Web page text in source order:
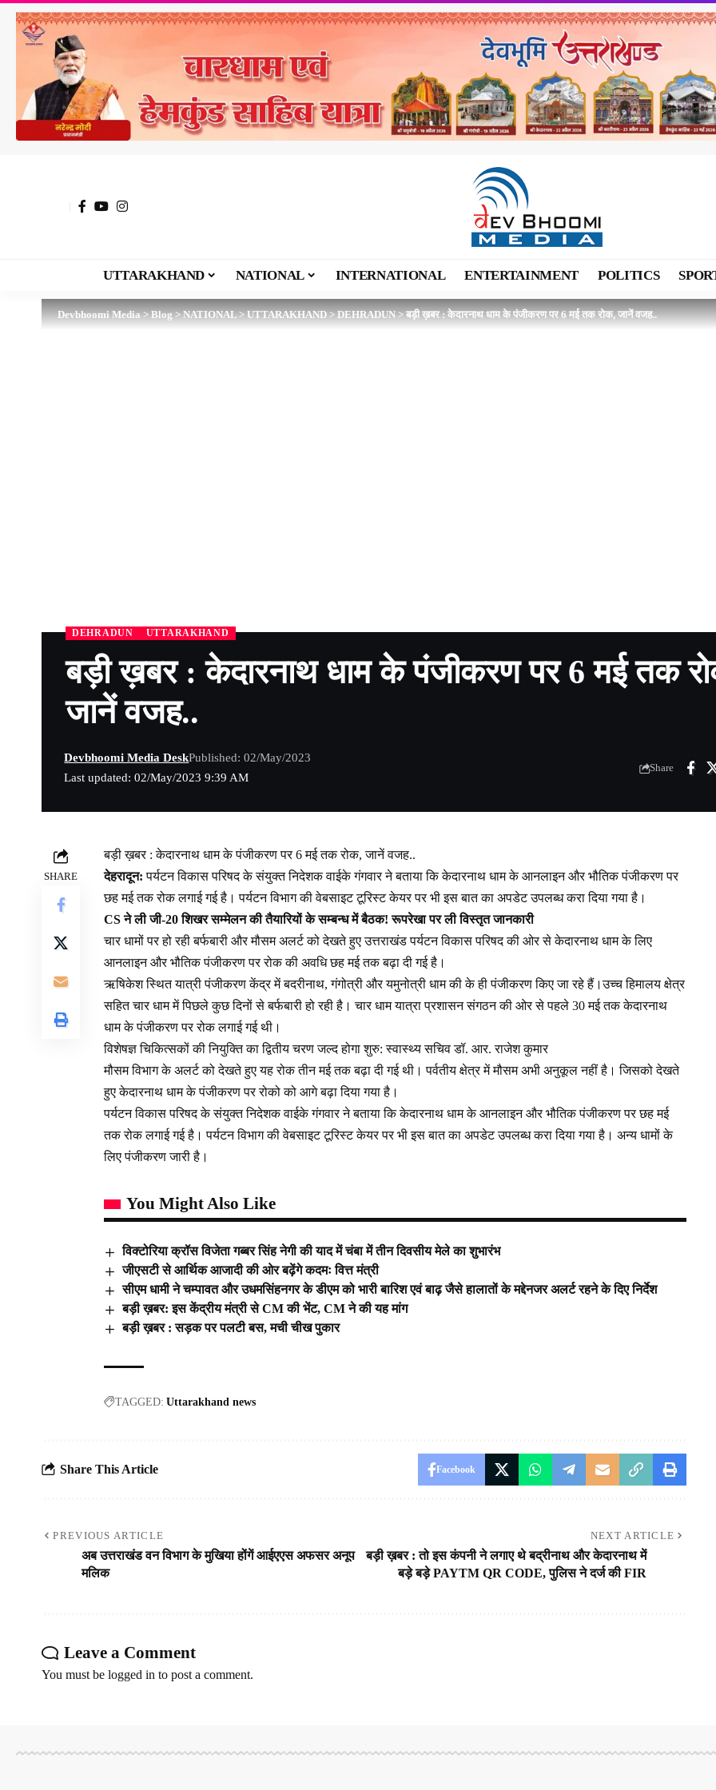
UTTARAKHAND NATIONAL INTERNATIONAL ENTERTAINMENT POLITICS
Devbhoomi Media>Blog>NATIONAL>UTTARAKHAND>DEHRADUN>बड़ी ख़बर : केदारनाथ धाम के पंजीकरण पर 6 मई तक रोक, जानें वजह..
DEHRADUN UTTARAKHAND
बड़ी ख़बर : केदारनाथ धाम के पंजीकरण पर 6 मई तक
जानें वजह..
Last updated: 02/May/2023 9:39 AM
Devbhoomi Media DeskPublished: 02/May/2023
Share
SHARE
बड़ी ख़बर : केदारनाथ धाम के पंजीकरण पर 6 मई तक रोक, जानें वजह..
देहरादून:पर्यटन विकास परिषद के संयुक्त निदेशक वाईके गंगवार ने बताया कि केदारनाथ धाम के आनलाइन और भौतिक पंजीकरण पर
छह मई तक रोक लगाई गई है। पर्यटन विभाग की वेबसाइट टूरिस्ट केयर पर भी इस बात का अपडेट उपलब्ध करा दिया गया है।
CS ने ली जी-20 शिखर सम्मेलन की तैयारियों के सम्बन्ध में बैठक! रूपरेखा पर ली विस्तृत जानकारी
चार धामों पर हो रही बर्फबारी और मौसम अलर्ट को देखते हुए उत्तराखंड पर्यटन विकास परिषद की ओर से केदारनाथ धाम के लिए
आनलाइन और भौतिक पंजीकरण पर रोक की अवधि छह मई तक बढ़ा दी गई है।
ऋषिकेश स्थित यात्री पंजीकरण केंद्र में बदरीनाथ, गंगोत्री और यमुनोत्री धाम की के ही पंजीकरण किए जा रहे हैं।उच्च हिमालय क्षेत्र
सहित चार धाम में पिछले कुछ दिनों से बर्फबारी हो रही है। चार धाम यात्रा प्रशासन संगठन की ओर से पहले 30 मई तक केदारनाथ
धाम के पंजीकरण पर रोक लगाई गई थी।
विशेषज्ञ चिकित्सकों की नियुक्ति का द्वितीय चरण जल्द होगा शुरु: स्वास्थ्य सचिव डॉ. आर. राजेश कुमार
मौसम विभाग के अलर्ट को देखते हुए यह रोक तीन मई तक बढ़ा दी गई थी। पर्वतीय क्षेत्र में मौसम अभी अनुकूल नहीं है। जिसको देखते
हुए केदारनाथ धाम के पंजीकरण पर रोको को आगे बढ़ा दिया गया है।
पर्यटन विकास परिषद के संयुक्त निदेशक वाईके गंगवार ने बताया कि केदारनाथ धाम के आनलाइन और भौतिक पंजीकरण पर छह मई
तक रोक लगाई गई है। पर्यटन विभाग की वेबसाइट टूरिस्ट केयर पर भी इस बात का अपडेट उपलब्ध करा दिया गया है। अन्य धामों के
लिए पंजीकरण जारी है।
You Might Also Like
विक्टोरिया क्रॉस विजेता गब्बर सिंह नेगी की याद में चंबा में तीन दिवसीय मेले का शुभारंभ
जीएसटी से आर्थिक आजादी की ओर बढ़ेंगे कदमः वित्त मंत्री
सीएम धामी ने चम्पावत और उधमसिंहनगर के डीएम को भारी बारिश एवं बाढ़ जैसे हालातों के मद्देनजर अलर्ट रहने के दिए निर्देश
बड़ी ख़बर: इस केंद्रीय मंत्री से CM की भेंट, CM ने की यह मांग
बड़ी ख़बर : सड़क पर पलटी बस, मची चीख पुकार
TAGGED: Uttarakhand news
Share This Article Facebook
PREVIOUS ARTICLE
अब उत्तराखंड वन विभाग के मुखिया होंगें आईएएस अफसर अनूप
मलिक
NEXT ARTICLE
बड़ी ख़बर : तो इस कंपनी ने लगाए थे बद्रीनाथ और केदारनाथ में
बड़े बड़े PAYTM QR CODE, पुलिस ने दर्ज की FIR
Leave a Comment
You must be logged in to post a comment.